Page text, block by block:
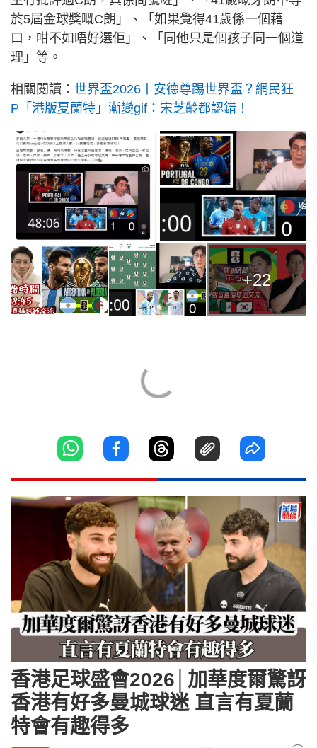
於5屆金球獎嘅C朗」、「如果覺得41歲係一個藉
口，咁不如唔好選佢」、「同他只是個孩子同一個道
理」等。
相關閱讀： 世界盃2026丨安德尊踢世界盃？網民狂
P「港版夏蘭特」漸變gif：宋芝齡都認錯！
+22
香港足球盛會2026│加華度爾驚訝
香港有好多曼城球迷 直言有夏蘭
特會有趣得多